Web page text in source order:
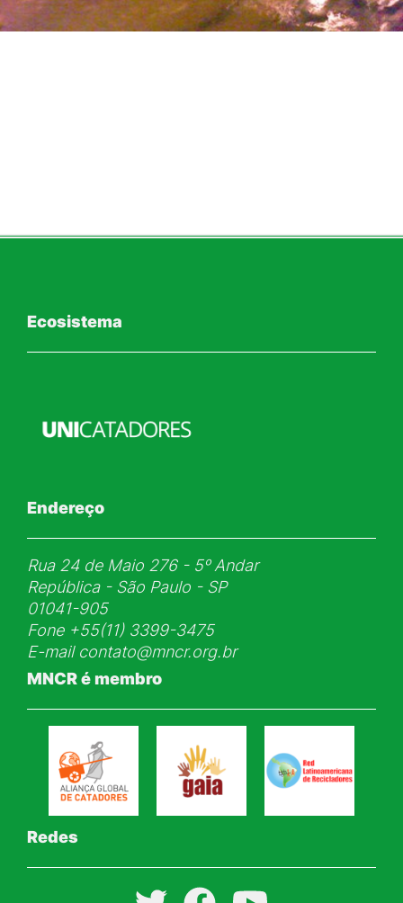
Ecosistema
Endereço
Rua 24 de Maio 276 - 5ᵒ Andar
República - São Paulo - SP
01041-905
Fone+55(11) 3399-3475
E-mail contato@mncr.org.br
MNCR é membro
Redes